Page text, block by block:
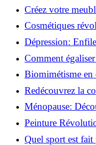
pour transformer
Créez votre
pour débutants!
Cosmétiques
comment les
beauté!
Dépression:
solution!
Comment
infaillibles pour
Biomimétisme en
la nature inspire
Redécouvrez la
pour reprendre!
Ménopause:
les bouffées de
Peinture
Deux Couleurs
Quel sport est